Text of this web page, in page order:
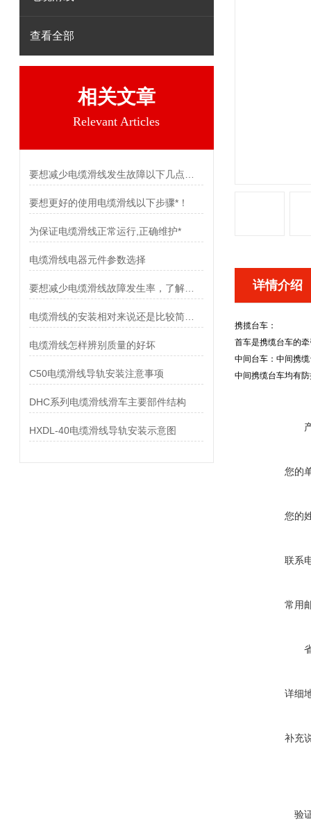
查看全部
相关文章
Relevant Articles
要想更好的使用电缆滑线以下步骤*！
为保证电缆滑线正常运行,正确维护*
电缆滑线电器元件参数选择
电缆滑线怎样辨别质量的好坏
C50电缆滑线导轨安装注意事项
DHC系列电缆滑线滑车主要部件结构
HXDL-40电缆滑线导轨安装示意图
详情介绍
携揽台车：
首车是携缆台车的
中间台车：中间携
中间携缆台车均有
您的
您的
联系
常用
详细
补充
验